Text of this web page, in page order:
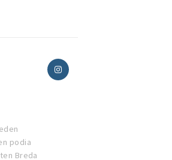
podia
Breda